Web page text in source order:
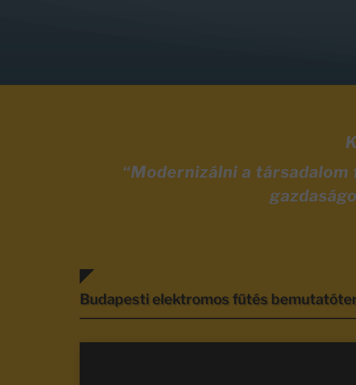
“Modernizálni a
Budapesti elektromos fűtés